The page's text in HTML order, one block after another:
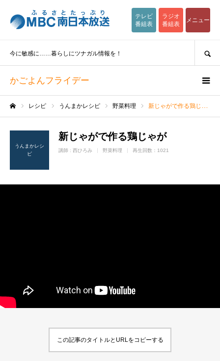
テレビ
番組表
ラジオ
番組表
メニュー
かごよんフライデー
今に敏感に……暮らしにツナガル情報を！
レシピ うんまかレシピ 野菜料理 新じゃがで作る鶏じゃが
うんまかレシ
ピ
新じゃがで作る鶏じゃが
講師 : 西ひろみ 野菜料理 再生回数：1021
この記事のタイトルとURLをコピーする